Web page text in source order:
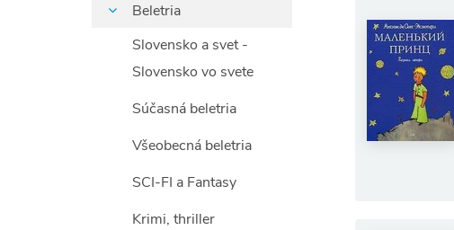
Beletria
Slovensko a svet -
Slovensko vo svete
Súčasná beletria
Všeobecná beletria
SCI-FI a Fantasy
Krimi, thriller